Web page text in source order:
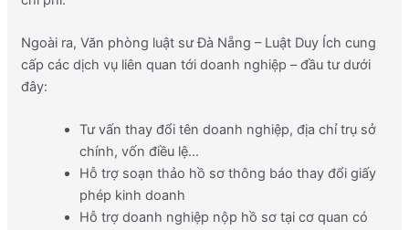
Ngoài ra, Văn phòng luật sư Đà Nẵng – Luật Duy Ích cung
cấp các dịch vụ liên quan tới doanh nghiệp – đầu tư dưới
đây:
Tư vấn thay đổi tên doanh nghiệp, địa chỉ trụ sở
chính, vốn điều lệ…
Hỗ trợ soạn thảo hồ sơ thông báo thay đổi giấy
phép kinh doanh
Hỗ trợ doanh nghiệp nộp hồ sơ tại cơ quan có